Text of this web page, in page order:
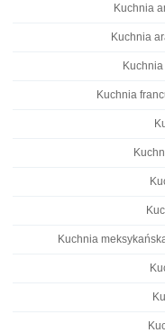
Kuchnia
Kuchnia
Kuchnia
Kuchnia